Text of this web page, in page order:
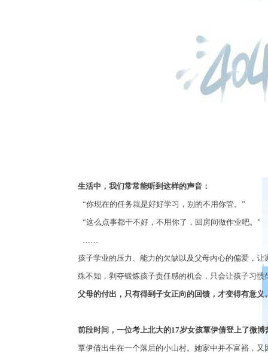
生活中，我们常常能听到这样的声音：
“你现在的任务就是好好学习，别的不用你管。 ”
“这么点事都干不好，不用你了，回房间做作业吧。 ”
……
孩子学业的压力、能力的欠缺以及父母内心的偏爱，
殊不知，剥夺锻炼孩子责任感的机会，只会让孩子习惯
父母的付出，只有得到子女正向的回馈，才变得有意义
前段时间，一位考上北大的17岁女孩覃伊倩登上了微博
覃伊倩出生在一个落后的小山村。她家中并不富裕，